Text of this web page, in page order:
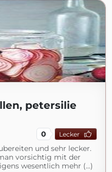
petersilie
0 Lecker
und sehr lecker.
vorsichtig mit der
wesentlich mehr (...)